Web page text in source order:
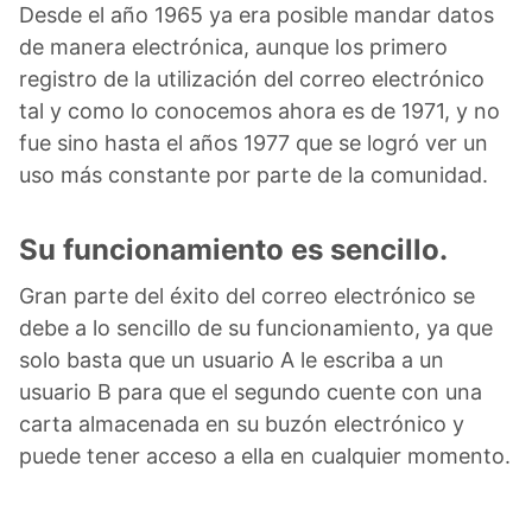
Desde el año 1965 ya era posible mandar datos
de manera electrónica, aunque los primero
registro de la utilización del correo electrónico
tal y como lo conocemos ahora es de 1971, y no
fue sino hasta el años 1977 que se logró ver un
uso más constante por parte de la comunidad.
Su funcionamiento es sencillo.
Gran parte del éxito del correo electrónico se
debe a lo sencillo de su funcionamiento, ya que
solo basta que un usuario A le escriba a un
usuario B para que el segundo cuente con una
carta almacenada en su buzón electrónico y
puede tener acceso a ella en cualquier momento.